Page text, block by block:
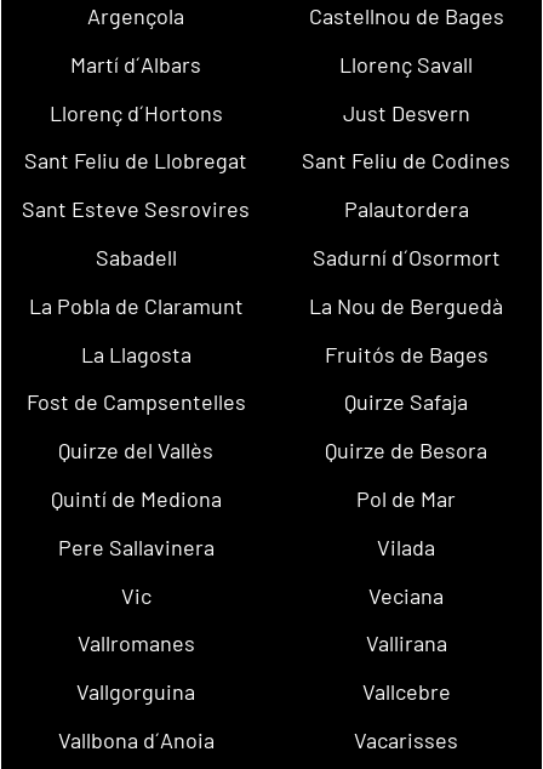
Argençola
Castellnou de Bages
Martí d´Albars
Llorenç Savall
Llorenç d´Hortons
Just Desvern
Sant Feliu de Llobregat
Sant Feliu de Codines
Sant Esteve Sesrovires
Palautordera
Sabadell
Sadurní d´Osormort
La Pobla de Claramunt
La Nou de Berguedà
La Llagosta
Fruitós de Bages
Fost de Campsentelles
Quirze Safaja
Quirze del Vallès
Quirze de Besora
Quintí de Mediona
Pol de Mar
Pere Sallavinera
Vilada
Vic
Veciana
Vallromanes
Vallirana
Vallgorguina
Vallcebre
Vallbona d´Anoia
Vacarisses